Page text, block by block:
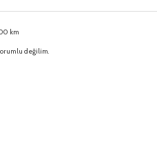
km
değilim.